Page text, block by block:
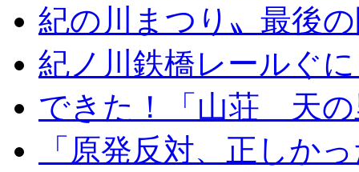
紀の川まつり〟最後
紀ノ川鉄橋レールぐ
できた！「山荘 天の
「原発反対、正しか